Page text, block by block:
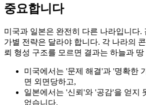
중요합니다
미국과 일본은 완전히 다른 나라입니다.
가별 전략은 달라야 합니다. 각 나라의
뢰 형성 구조를 모르면 결과는 하늘과
미국에서는 '문제 해결'과 '명확한
면 외면당하고,
일본에서는 '신뢰'와 '공감'을 얻지
없습니다.